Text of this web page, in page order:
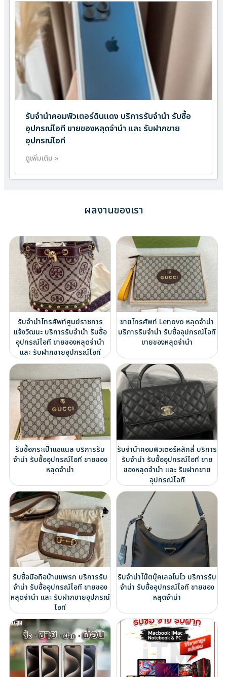
รับจำนำคอมพิวเตอร์ดินแดง บริการรับจำนำ รับซื้อ
อุปกรณ์ไอที ขายของหลุดจำนำ และ รับฝากขาย
อุปกรณ์ไอที
ดูเพิ่มเติม »
ผลงานของเรา
รับจำนำโทรศัพท์ศูนย์ราชการ
แจ้งวัฒนะ บริการรับจำนำ รับซื้อ
อุปกรณ์ไอที ขายของหลุดจำนำ
และ รับฝากขายอุปกรณ์ไอที
ขายโทรศัพท์ Lenovo หลุดจำนำ
บริการรับจำนำ รับซื้ออุปกรณ์ไอที
ขายของหลุดจำนำ
รับซื้อกระเป๋าแชแนล บริการรับ
จำนำ รับซื้ออุปกรณ์ไอที ขายของ
หลุดจำนำ
รับจำนำคอมพิวเตอร์หลักสี่ บริการ
รับจำนำ รับซื้ออุปกรณ์ไอที ขาย
ของหลุดจำนำ และ รับฝากขาย
อุปกรณ์ไอที
รับซื้อมือถือบ้านแพรก บริการรับ
จำนำ รับซื้ออุปกรณ์ไอที ขายของ
หลุดจำนำ และ รับฝากขายอุปกรณ์
ไอที
รับจำนำโน๊ตบุ๊คเลอโนโว บริการรับ
จำนำ รับซื้ออุปกรณ์ไอที ขายของ
หลุดจำนำ